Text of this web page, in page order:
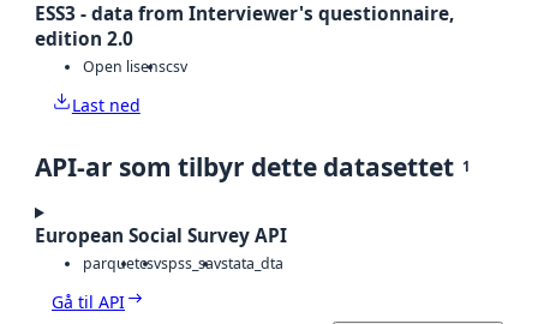
ESS3 - data from Interviewer's questionnaire,
edition 2.0
Open lisenscsv
Last ned
API-ar som tilbyr dette datasettet 1
European Social Survey API
parquetcsvspss_savstata_dta
Gå til API